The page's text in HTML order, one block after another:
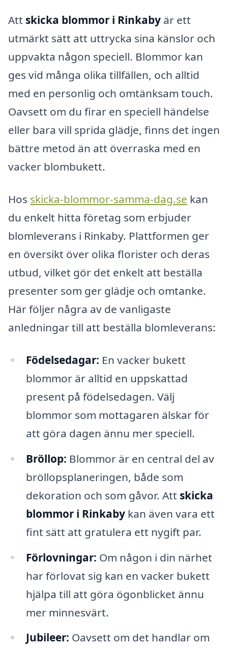
Att skicka blommor i Rinkaby är ett
utmärkt sätt att uttrycka sina känslor och
uppvakta någon speciell. Blommor kan
ges vid många olika tillfällen, och alltid
med en personlig och omtänksam touch.
Oavsett om du firar en speciell händelse
eller bara vill sprida glädje, finns det ingen
bättre metod än att överraska med en
vacker blombukett.
Hos skicka-blommor-samma-dag.se kan
du enkelt hitta företag som erbjuder
blomleverans i Rinkaby. Plattformen ger
en översikt över olika florister och deras
utbud, vilket gör det enkelt att beställa
presenter som ger glädje och omtanke.
Här följer några av de vanligaste
anledningar till att beställa blomleverans:
Födelsedagar: En vacker bukett
blommor är alltid en uppskattad
present på födelsedagen. Välj
blommor som mottagaren älskar för
att göra dagen ännu mer speciell.
Bröllop: Blommor är en central del av
bröllopsplaneringen, både som
dekoration och som gåvor. Att skicka
blommor i Rinkabykan även vara ett
fint sätt att gratulera ett nygift par.
Förlovningar: Om någon i din närhet
har förlovat sig kan en vacker bukett
hjälpa till att göra ögonblicket ännu
mer minnesvärt.
Jubileer: Oavsett om det handlar om